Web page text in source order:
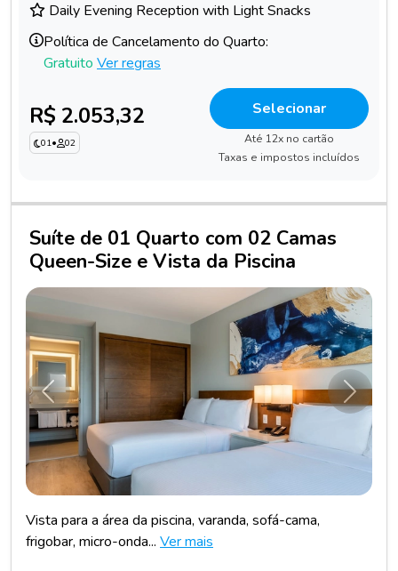
Daily Evening Reception with Light Snacks
Política de Cancelamento do Quarto:
Gratuito Ver regras
R$ 2.053,32
01• 02
Selecionar
Até 12x no cartão
Taxas e impostos incluídos
Suíte de 01 Quarto com 02 Camas
Queen-Size e Vista da Piscina
Anterior
Vista para a área da piscina, varanda, sofá-cama,
frigobar, micro-onda... Ver mais